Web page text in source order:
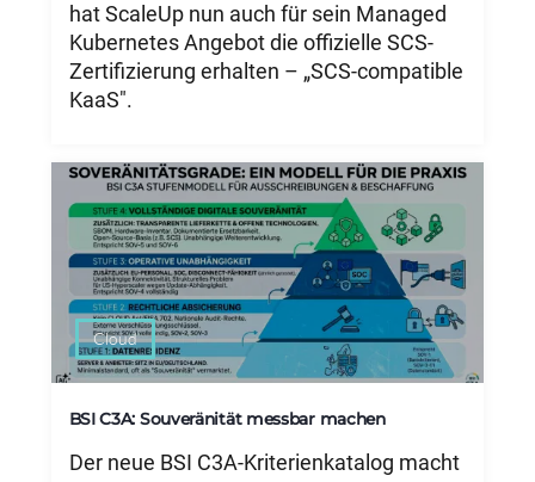
hat ScaleUp nun auch für sein Managed
Kubernetes Angebot die offizielle SCS-
Zertifizierung erhalten – „SCS-compatible
KaaS".
Cloud
BSI C3A: Souveränität messbar machen
Der neue BSI C3A-Kriterienkatalog macht